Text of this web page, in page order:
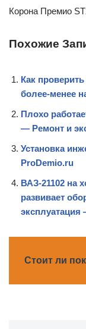
Корона Премио
Похожие
Как
более-менее
Плохо
— Ремонт и
Установка
ProDemio.ru
ВАЗ-21102 на
развивает
Стоит ли